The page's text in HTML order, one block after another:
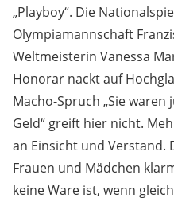
„Playboy“. Die
Olympiamannschaft
Weltmeisterin Vanessa
Honorar nackt auf
Macho-Spruch „Sie
Geld“ greift hier nicht.
an Einsicht und Verstand.
Frauen und Mädchen
keine Ware ist, wenn